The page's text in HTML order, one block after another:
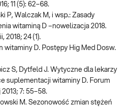
11 (5): 62–68.
P, Walczak M, i wsp.: Zasady
witaminą D –nowelizacja 2018.
2018; 24 (1).
witaminy D. Postępy Hig Med Dosw.
S, Dytfeld J. Wytyczne dla lekarzy
suplementacji witaminy D. Forum
7: 55–58.
M. Sezonowość zmian stężeń